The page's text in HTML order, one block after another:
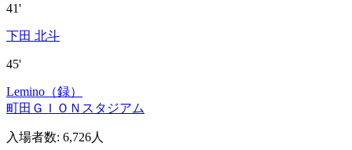
41'
下田 北斗
45'
Lemino（録）
町田ＧＩＯＮスタジアム
入場者数: 6,726人